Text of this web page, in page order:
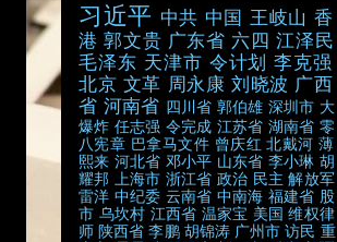
习近平 中共 中国 王岐山 香
港 郭文贵 广东省 六四 江泽民
毛泽东 天津市 令计划 李克强
北京 文革 周永康 刘晓波 广西
省 河南省 四川省 郭伯雄 深圳市 大
爆炸 任志强 令完成 江苏省 湖南省 零
八宪章 巴拿马文件 曾庆红 北戴河 薄
熙来 河北省 邓小平 山东省 李小琳 胡
耀邦
上海市 浙江省 政治 民主 解放军
雷洋 中纪委 云南省 中南海 福建省 股
市 乌坎村 江西省 温家宝 美国 维权律
师 陕西省 李鹏 胡锦涛 广州市 访民 重